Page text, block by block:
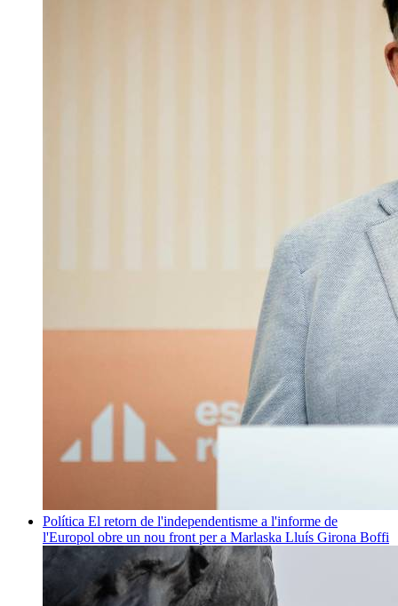
Política El retorn de l'independentisme a l'informe de
l'Europol obre un nou front per a Marlaska Lluís Girona Boffi